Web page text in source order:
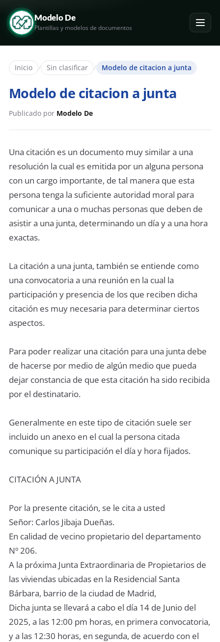
Modelo De
Plantillas y modelos de documentos
Inicio / Sin clasificar / Modelo de citacion a junta
Modelo de citacion a junta
Publicado por Modelo De
Una citación es un documento muy similar a una
resolución la cual es emitida por un alguna persona
con un cargo importante, de tal manera que esta
persona tenga la suficiente autoridad moral para
comunicar a una o muchas personas que deben de
asistir a una junta, determinando un día y a una hora
exactas.
La citación a una junta, también se entiende como
una convocatoria a una reunión en la cual la
participación y presencia de los que reciben dicha
citación es muy necesaria para determinar ciertos
aspectos.
Para poder realizar una citación para una junta debe
de hacerse por medio de algún medio que pueda
dejar constancia de que esta citación ha sido recibida
por el destinatario.
Generalmente en este tipo de citación suele ser
incluido un anexo en el cual la persona citada
comunique su participación el día y hora fijados.
CITACIÓN A JUNTA
Por la presente citación, se le cita a usted
Señor: Carlos Jibaja Dueñas.
En calidad de vecino propietario del departamento
Nº 206.
A la próxima Junta Extraordinaria de Propietarios de
las viviendas ubicadas en la Residencial Santa
Bárbara, barrio de la ciudad de Madrid,
Dicha junta se llevará a cabo el día 14 de Junio del
2025, a las 12:00 pm horas, en primera convocatoria,
y a las 12:30 horas, en segunda, de acuerdo con el